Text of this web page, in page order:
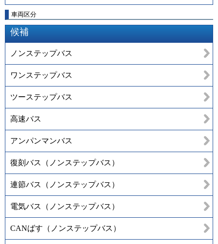
車両区分
候補
ノンステップバス
ワンステップバス
ツーステップバス
高速バス
アンパンマンバス
復刻バス（ノンステップバス）
連節バス（ノンステップバス）
電気バス（ノンステップバス）
CANばす（ノンステップバス）